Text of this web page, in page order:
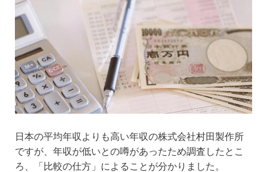
日本の平均年収よりも高い年収の株式会社村田製作所
ですが、年収が低いとの噂があったため調査したとこ
ろ、「比較の仕方」によることが分かりました。